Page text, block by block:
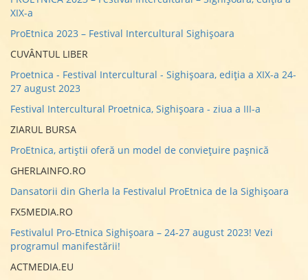
XIX-a
ProEtnica 2023 – Festival Intercultural Sighișoara
CUVÂNTUL LIBER
Proetnica - Festival Intercultural - Sighișoara, ediția a XIX-a 24-
27 august 2023
Festival Intercultural Proetnica, Sighișoara - ziua a III-a
ZIARUL BURSA
ProEtnica, artiştii oferă un model de convieţuire paşnică
GHERLAINFO.RO
Dansatorii din Gherla la Festivalul ProEtnica de la Sighişoara
FX5MEDIA.RO
Festivalul Pro-Etnica Sighișoara – 24-27 august 2023! Vezi
programul manifestării!
ACTMEDIA.EU